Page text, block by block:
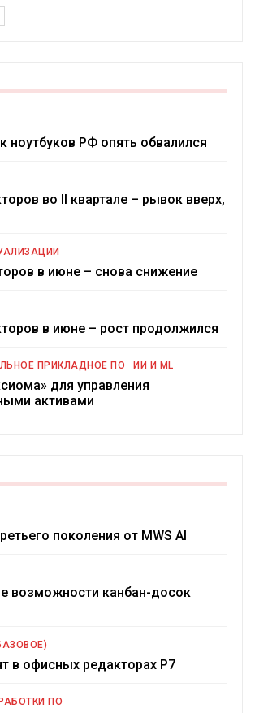
ноутбуков РФ опять обвалился
во II квартале – рывок вверх,
в июне – снова снижение
в июне – рост продолжился
ПРИКЛАДНОЕ ПО ИИ И ML
для управления
активами
поколения от MWS AI
возможности канбан-досок
в офисных редакторах Р7
ПО